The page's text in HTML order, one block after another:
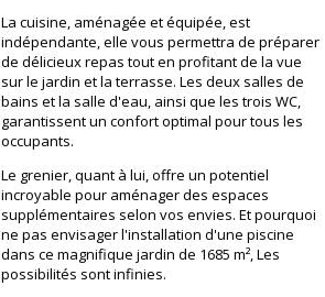
La cuisine, aménagée et équipée, est
indépendante, elle vous permettra de préparer
de délicieux repas tout en profitant de la vue
sur le jardin et la terrasse. Les deux salles de
bains et la salle d'eau, ainsi que les trois WC,
garantissent un confort optimal pour tous les
occupants.
Le grenier, quant à lui, offre un potentiel
incroyable pour aménager des espaces
supplémentaires selon vos envies. Et pourquoi
ne pas envisager l'installation d'une piscine
dans ce magnifique jardin de 1685 m², Les
possibilités sont infinies.